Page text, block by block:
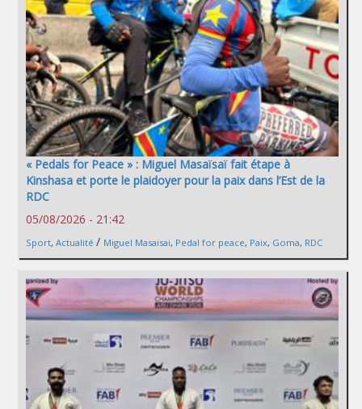
« Pedals for Peace » : Miguel Masaïsaï fait étape à
Kinshasa et porte le plaidoyer pour la paix dans l’Est de la
RDC
05/08/2026 - 21:42
Sport, Actualité / Miguel Masaisai, Pedal for peace, Paix, Goma, RDC